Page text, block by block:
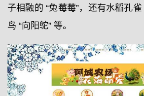
子相融的 “兔莓莓”，还有水稻孔
鸟 “向阳鸵” 等。